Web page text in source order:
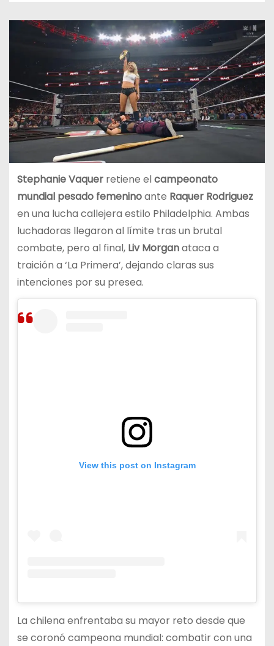
Stephanie Vaquerretiene elcampeonato
mundial pesado femeninoante Raquer Rodriguez
en una lucha callejera estilo Philadelphia. Ambas
luchadoras llegaron al límite tras un brutal
combate, pero al final, Liv Morganataca a
traición a ‘La Primera’, dejando claras sus
intenciones por su presea.
View this post on Instagram
La chilena enfrentaba su mayor reto desde que
se coronó campeona mundial: combatir con una